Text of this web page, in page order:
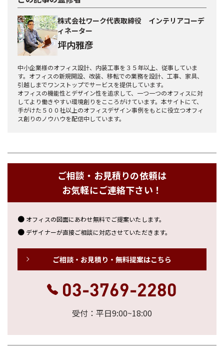
株式会社ワーク代表取締役 インテリアコーデ
ィネーター
坪内雅彦
中小企業様のオフィス設計、内装工事を３５年以上、従事していま
す。オフィスの新規開設、改装、移転での業務を設計、工事、家具、
引越しまでワンストップでサービスを提供しています。
オフィスの機能性とデザイン性を追求して、一つ一つのオフィスに対
してより働きやすい環境創りをこころがけています。本サイトにて、
手がけた５００社以上のオフィスデザイン事例をもとに役立つオフィ
ス創りのノウハウを配信中しています。
ご相談・お見積りの依頼は
お気軽にご連絡下さい！
オフィスの図面にあわせ無料でご提案いたします。
デザイナーが直接ご相談に対応させていただきます。
ご相談・お見積り・無料提案はこちら
03-3769-2280
受付：平日9:00~18:00